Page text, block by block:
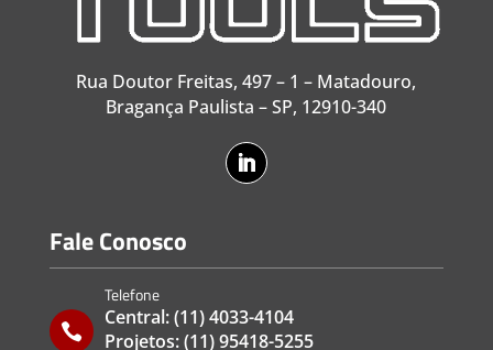
Rua Doutor Freitas, 497 – 1 – Matadouro,
Bragança Paulista – SP, 12910-340
Fale Conosco

Telefone
Central:(11) 4033-4104
Projetos:(11) 95418-5255